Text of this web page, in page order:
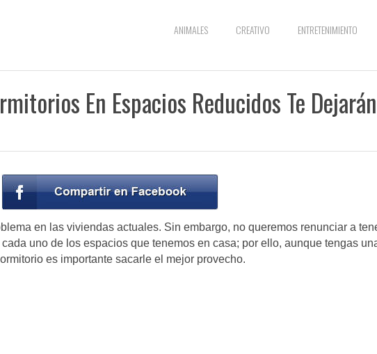
ANIMALES CREATIVO ENTRETENIMIENTO
En Espacios Reducidos Te Dejarán
en las viviendas actuales. Sin embargo, no queremos renunciar a
uno de los espacios que tenemos en casa; por ello, aunque tengas
es importante sacarle el mejor provecho.